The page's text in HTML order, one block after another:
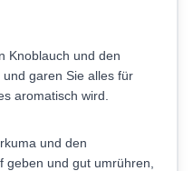
Knoblauch und den
garen Sie alles für
aromatisch wird.
und den
geben und gut umrühren,